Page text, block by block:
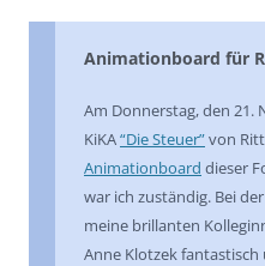
Animationboard für
Am Donnerstag, den 21.
KiKA“Die Steuer”von
Animationboard dieser
war ich zuständig. Bei
meine brillanten
Anne Klotzek